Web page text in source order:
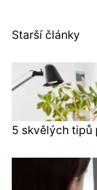
Starší články
5 skvělých tipů